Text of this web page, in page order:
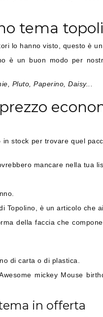
tema
lo hanno visto, questo è
è un buon modo per
Pluto, Paperino, Daisy...
stock per trovare quel
mancare nella tua
Topolino, è un articolo che
della faccia che
di carta o di plastica.
mickey Mouse
in offerta